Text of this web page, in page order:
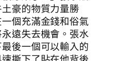
豪的物質力量勝
個充滿金錢和俗氣
遠失去機會。張水
後一個可以輸入的